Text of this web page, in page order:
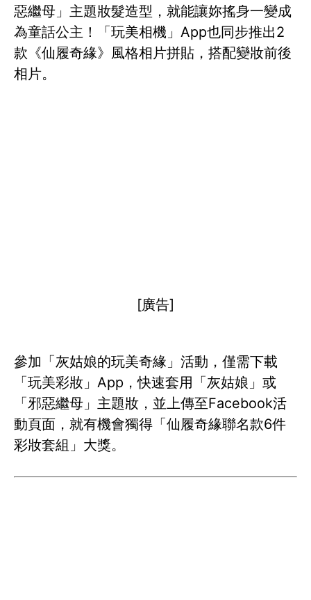
惡繼母」主題妝髮造型，就能讓妳搖身一變成
為童話公主！「玩美相機」App也同步推出2
款《仙履奇緣》風格相片拼貼，搭配變妝前後
相片。
[廣告]
參加「灰姑娘的玩美奇緣」活動，僅需下載
「玩美彩妝」App，快速套用「灰姑娘」或
「邪惡繼母」主題妝，並上傳至Facebook活
動頁面，就有機會獨得「仙履奇緣聯名款6件
彩妝套組」大獎。